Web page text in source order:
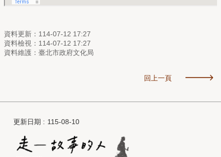
資料更新：114-07-12 17:27
資料檢視：114-07-12 17:27
資料維護：臺北市政府文化局
回上一頁
更新日期 115-08-10